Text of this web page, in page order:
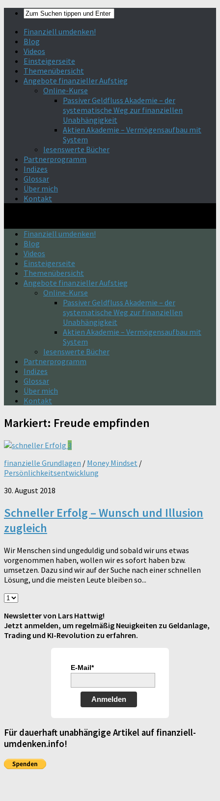
Finanziell umdenken!
Blog
Videos
Einsteigerseite
Themenübersicht
Angebote finanzieller Aufstieg
Online-Kurse
Passiver Geldfluss Akademie – der
systematische Weg zur finanziellen
Unabhängigkeit
Aktien Akademie – Vermögensaufbau mit
System
lesenswerte Bücher
Partnerprogramm
Indizes
Glossar
Über mich
Kontakt
Finanziell umdenken!
Blog
Videos
Einsteigerseite
Themenübersicht
Angebote finanzieller Aufstieg
Online-Kurse
Passiver Geldfluss Akademie – der
systematische Weg zur finanziellen
Unabhängigkeit
Aktien Akademie – Vermögensaufbau mit
System
lesenswerte Bücher
Partnerprogramm
Indizes
Glossar
Über mich
Kontakt
Markiert: Freude empfinden
3
finanzielle Grundlagen / Money Mindset /
Persönlichkeitsentwicklung
30. August 2018
Schneller Erfolg – Wunsch und Illusion
zugleich
Wir Menschen sind ungeduldig und sobald wir uns etwas
vorgenommen haben, wollen wir es sofort haben bzw.
umsetzen. Dazu sind wir auf der Suche nach einer schnellen
Lösung, und die meisten Leute bleiben so...
Newsletter von Lars Hattwig!
Jetzt anmelden, um regelmäßig Neuigkeiten zu Geldanlage,
Trading und KI-Revolution zu erfahren.
E-Mail*
Anmelden
Für dauerhaft unabhängige Artikel auf finanziell-
umdenken.info!